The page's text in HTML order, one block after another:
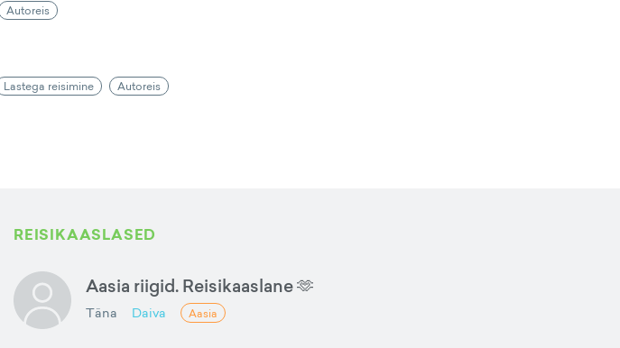
Autoreis
Lastega reisimine Autoreis
REISIKAASLASED
Aasia riigid. Reisikaaslane 🫶
Täna Daiva Aasia